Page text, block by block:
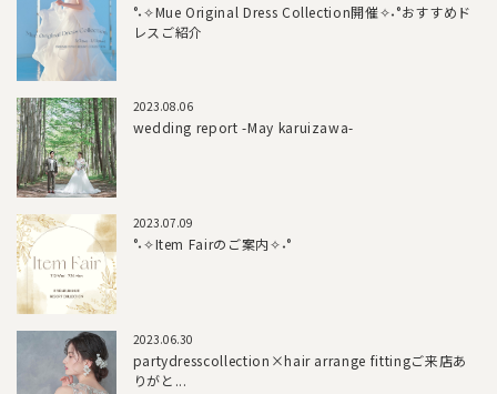
°˖✧Mue Original Dress Collection開催✧˖°おすすめド
レスご紹介
2023.08.06
wedding report -May karuizawa-
2023.07.09
°˖✧Item Fairのご案内✧˖°
2023.06.30
partydresscollection×hair arrange fittingご来店あ
りがと...